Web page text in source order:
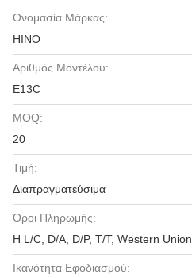
Ονομασία Μάρκας:
HINO
Αριθμός Μοντέλου:
E13C
MOQ:
20
Τιμή:
Διαπραγματεύσιμα
Όροι Πληρωμής:
Η L/C, D/A, D/P, T/T, Western Union,
Ικανότητα Εφοδιασμού: